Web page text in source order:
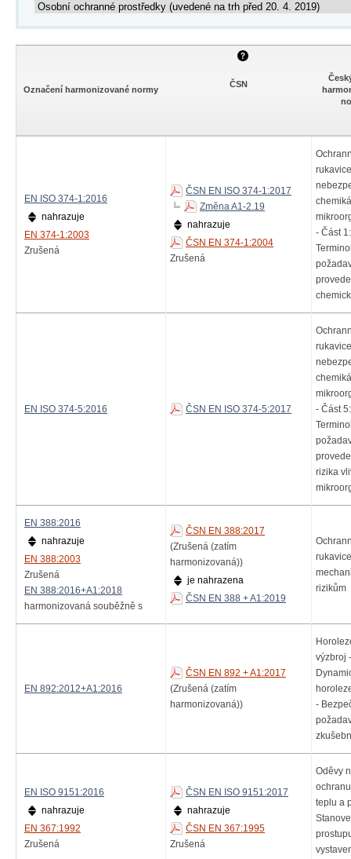
Označení harmonizované normy
ČSN
EN ISO 374-1:2016
nahrazuje
EN 374-1:2003
Zrušená
ČSN EN ISO 374-1:2017
Změna A1-2.19
nahrazuje
ČSN EN 374-1:2004
Zrušená
- Část 1:
EN ISO 374-5:2016 ČSN EN ISO 374-5:2017
- Část 5:
rizika
EN 388:2016
nahrazuje
EN 388:2003
Zrušená
EN 388:2016+A1:2018
harmonizovaná souběžně s
ČSN EN 388:2017
(Zrušená (zatím
harmonizovaná))
je nahrazena
ČSN EN 388 + A1:2019
rizikům
EN 892:2012+A1:2016
ČSN EN 892 + A1:2017
(Zrušená (zatím
harmonizovaná))
výzbroj -
-
EN ISO 9151:2016
nahrazuje
EN 367:1992
Zrušená
ČSN EN ISO 9151:2017
nahrazuje
ČSN EN 367:1995
Zrušená
Oděvy
teplu a